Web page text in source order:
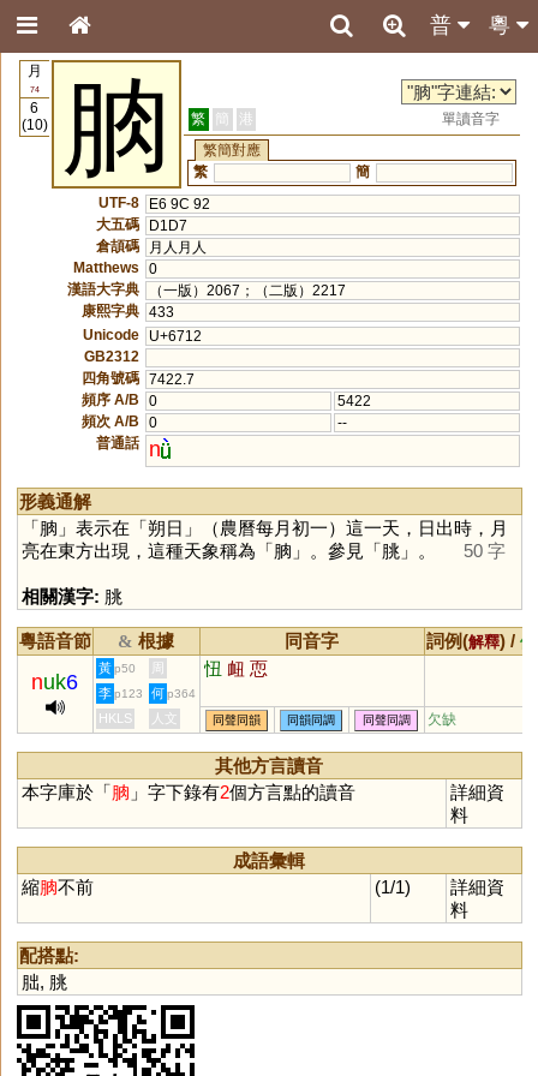
粵
普
月
74
6
(10)
朒 繁 簡 港
單讀音字
繁簡對應
繁
簡
UTF-8
E6 9C 92
大五碼
D1D7
倉頡碼
月人月人
Matthews
0
漢語大字典
（一版）2067；（二版）2217
康熙字典 433
Unicode
U+6712
GB2312
四角號碼 7422.7
頻序 A/B
0
5422
頻次 A/B
0
--
普通話
n
形義通解
「朒 」表示在「朔日」（農曆每月初一）這一天，日出時，月
亮在東方出現，這種天象稱為「朒 」。參見「朓 」。 50 字
相關漢字: 朓
粵語音節 & 根據 同音字 詞例(解釋) /
nuk6
黃 p50 周 忸 衄 恧
李 p123 何 p364
HKLS 人文 同聲同韻 同韻同調 同聲同調 欠缺
其他方言讀音
本字庫於「朒 」字下錄有2個方言點的讀音
詳細資
料
成語彙輯
縮朒不前 (1/1)
詳細資
料
配搭點:
朏, 朓